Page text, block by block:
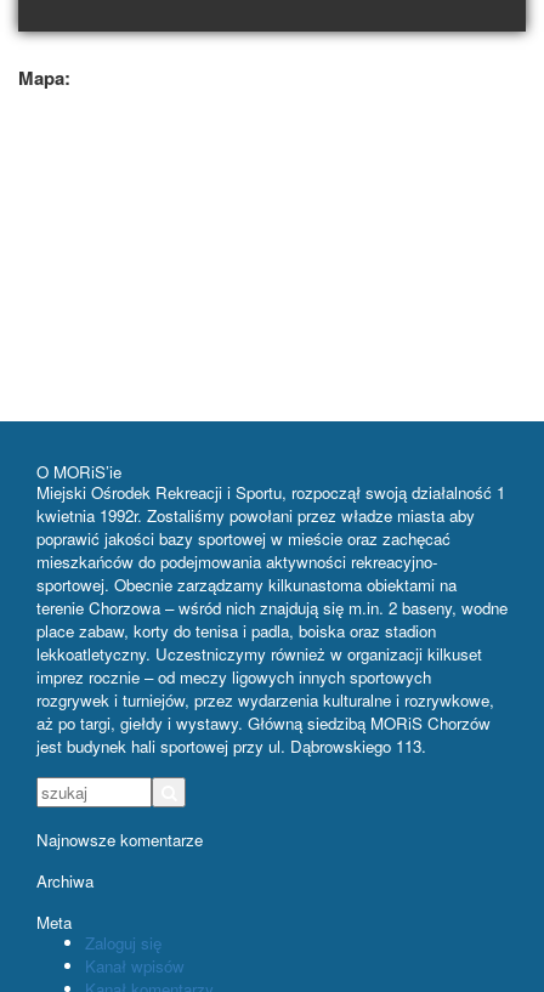
Mapa:
O MORiS’ie
Miejski Ośrodek Rekreacji i Sportu, rozpoczął swoją działalność 1
kwietnia 1992r. Zostaliśmy powołani przez władze miasta aby
poprawić jakości bazy sportowej w mieście oraz zachęcać
mieszkańców do podejmowania aktywności rekreacyjno-
sportowej. Obecnie zarządzamy kilkunastoma obiektami na
terenie Chorzowa – wśród nich znajdują się m.in. 2 baseny, wodne
place zabaw, korty do tenisa i padla, boiska oraz stadion
lekkoatletyczny. Uczestniczymy również w organizacji kilkuset
imprez rocznie – od meczy ligowych innych sportowych
rozgrywek i turniejów, przez wydarzenia kulturalne i rozrywkowe,
aż po targi, giełdy i wystawy. Główną siedzibą MORiS Chorzów
jest budynek hali sportowej przy ul. Dąbrowskiego 113.
Najnowsze komentarze
Archiwa
Meta
Zaloguj się
Kanał wpisów